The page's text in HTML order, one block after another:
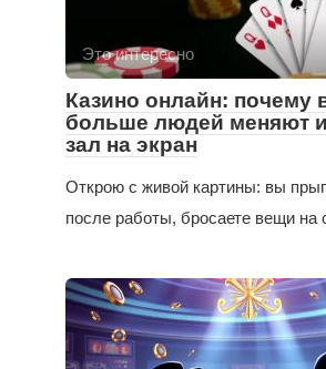
Это интересно
Казино онлайн: почему
больше людей меняют
зал на экран
Открою с живой картины: вы
после работы, бросаете вещи на